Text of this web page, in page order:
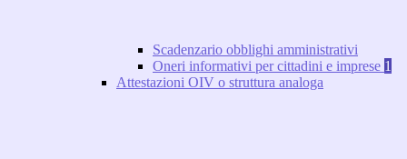
Scadenzario obblighi amministrativi
Oneri informativi per cittadini e imprese 1
Attestazioni OIV o struttura analoga